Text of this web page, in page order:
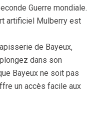
Guerre mondiale.
artificiel Mulberry est
de Bayeux,
dans son
Bayeux ne soit pas
un accès facile aux